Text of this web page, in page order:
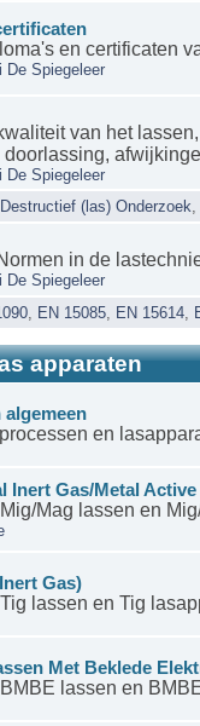
en certificaten
De Spiegeleer
van het
doorlassing,
De Spiegeleer
(las) Onderzoek
in de
De Spiegeleer
EN 15085 EN 15614
apparaten
algemeen
en
Inert Gas/Metal Active
Mag lassen en
Gas)
lassen en Tig
Met Beklede
lassen en